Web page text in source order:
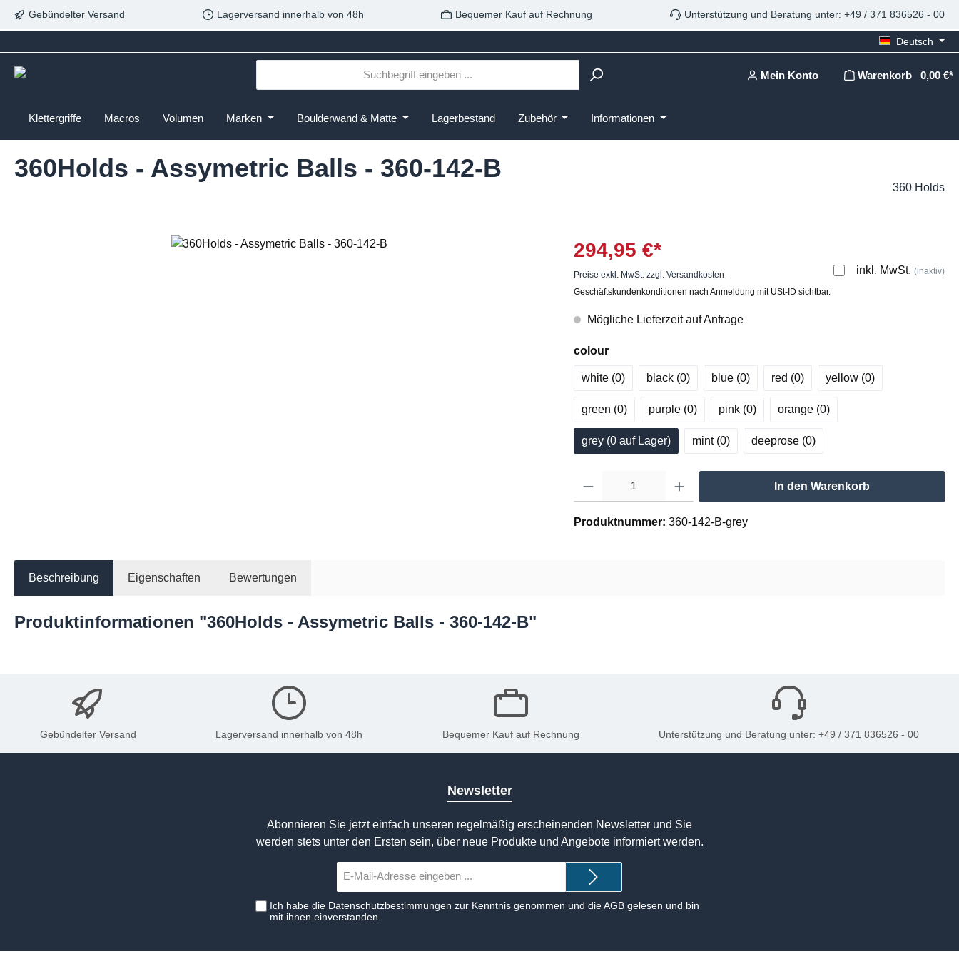
Gebündelter Versand Lagerversand innerhalb von 48h Bequemer Kauf auf Rechnung Unterstützung und Beratung unter: +49 / 371 836526 - 00
Deutsch
Mein Konto Warenkorb 0,00 €*
Klettergriffe Macros Volumen Marken Boulderwand & Matte Lagerbestand Zubehör Informationen
360Holds - Assymetric Balls - 360-142-B
360 Holds
294,95 €*
inkl. MwSt. (inaktiv)
Preise exkl. MwSt. zzgl. Versandkosten -
Geschäftskundenkonditionen nach Anmeldung mit USt-ID sichtbar.
Mögliche Lieferzeit auf Anfrage
colour
white (0) black (0) blue (0) red (0) yellow (0)
green (0) purple (0) pink (0) orange (0)
grey (0 auf Lager) mint (0) deeprose (0)
In den Warenkorb
Produktnummer: 360-142-B-grey
Beschreibung Eigenschaften Bewertungen
Produktinformationen "360Holds - Assymetric Balls - 360-142-B"
Gebündelter Versand Lagerversand innerhalb von 48h Bequemer Kauf auf Rechnung Unterstützung und Beratung unter: +49 / 371 836526 - 00
Newsletter
Abonnieren Sie jetzt einfach unseren regelmäßig erscheinenden Newsletter und Sie
werden stets unter den Ersten sein, über neue Produkte und Angebote informiert werden.
Mail-
Adresse*
Ich habe die Datenschutzbestimmungen zur Kenntnis genommen und dieAGB gelesen und bin
mit ihnen einverstanden.